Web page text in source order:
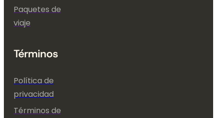
Paquetes de
viaje
Términos
Política de
privacidad
Términos de